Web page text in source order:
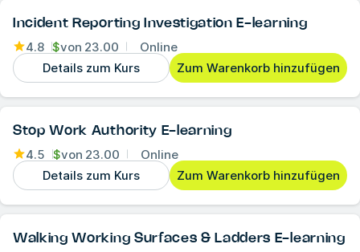
Incident Reporting Investigation E-learning
4.8 $von 23.00
Online
Details zum Kurs
Zum Warenkorb hinzufügen
Stop Work Authority E-learning
4.5 $von 23.00
Online
Details zum Kurs
Zum Warenkorb hinzufügen
Walking Working Surfaces & Ladders E-learning